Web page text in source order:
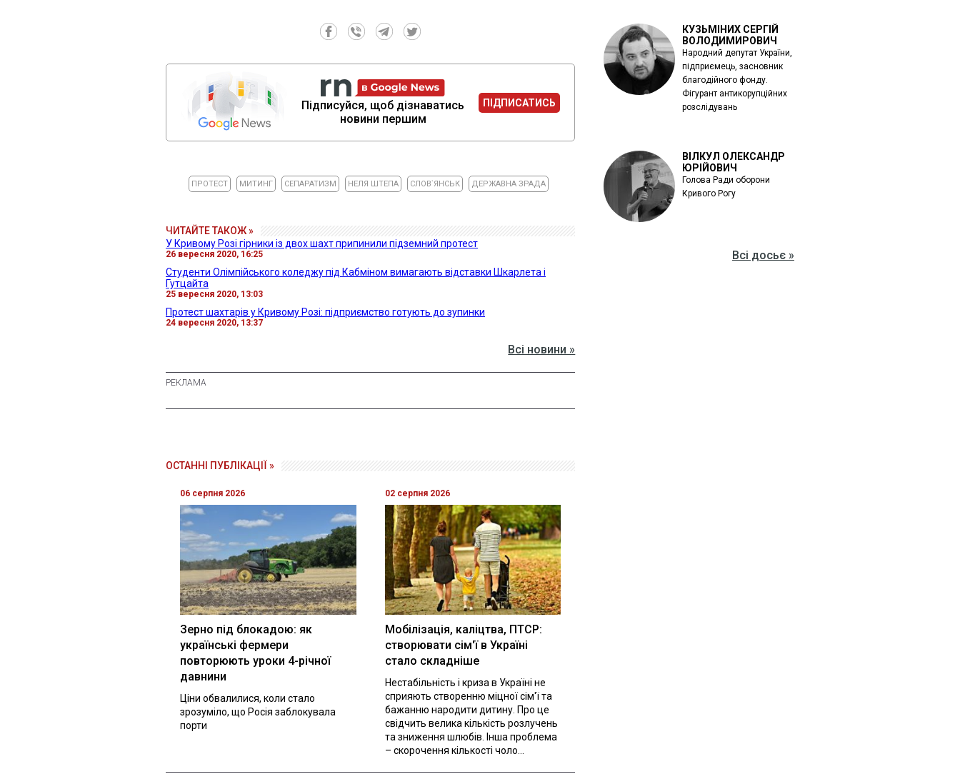
Підписуйся, щоб дізнаватись
новини першим
ПІДПИСАТИСЬ
ПРОТЕСТ МИТИНГ СЕПАРАТИЗМ НЕЛЯ ШТЕПА СЛОВ`ЯНСЬК ДЕРЖАВНА ЗРАДА
ЧИТАЙТЕ ТАКОЖ »
У Кривому Розі гірники із двох шахт припинили підземний протест
26 вересня 2020, 16:25
Студенти Олімпійського коледжу під Кабміном вимагають відставки Шкарлета і
Гутцайта
25 вересня 2020, 13:03
Протест шахтарів у Кривому Розі: підприємство готують до зупинки
24 вересня 2020, 13:37
Всі новини »
ОСТАННІ ПУБЛІКАЦІЇ »
06 серпня 2026
Зерно під блокадою: як
українські фермери
повторюють уроки 4-річної
давнини
Ціни обвалилися, коли стало
зрозуміло, що Росія заблокувала
порти
02 серпня 2026
Мобілізація, каліцтва, ПТСР:
створювати сім'ї в Україні
стало складніше
Нестабільність і криза в Україні не
сприяють створенню міцної сім'ї та
бажанню народити дитину. Про це
свідчить велика кількість розлучень
та зниження шлюбів. Інша проблема
– скорочення кількості чоло...
КУЗЬМІНИХ СЕРГІЙ
ВОЛОДИМИРОВИЧ
Народний депутат України,
підприємець, засновник
благодійного фонду.
Фігурант антикорупційних
розслідувань
ВІЛКУЛ ОЛЕКСАНДР
ЮРІЙОВИЧ
Голова Ради оборони
Кривого Рогу
Всі досьє »